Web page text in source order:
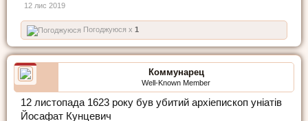
12 лис 2019
Погоджуюся x 1
Коммунарец
Well-Known Member
12 листопада 1623 року був убитий архіепископ уніатів
Йосафат Кунцевич